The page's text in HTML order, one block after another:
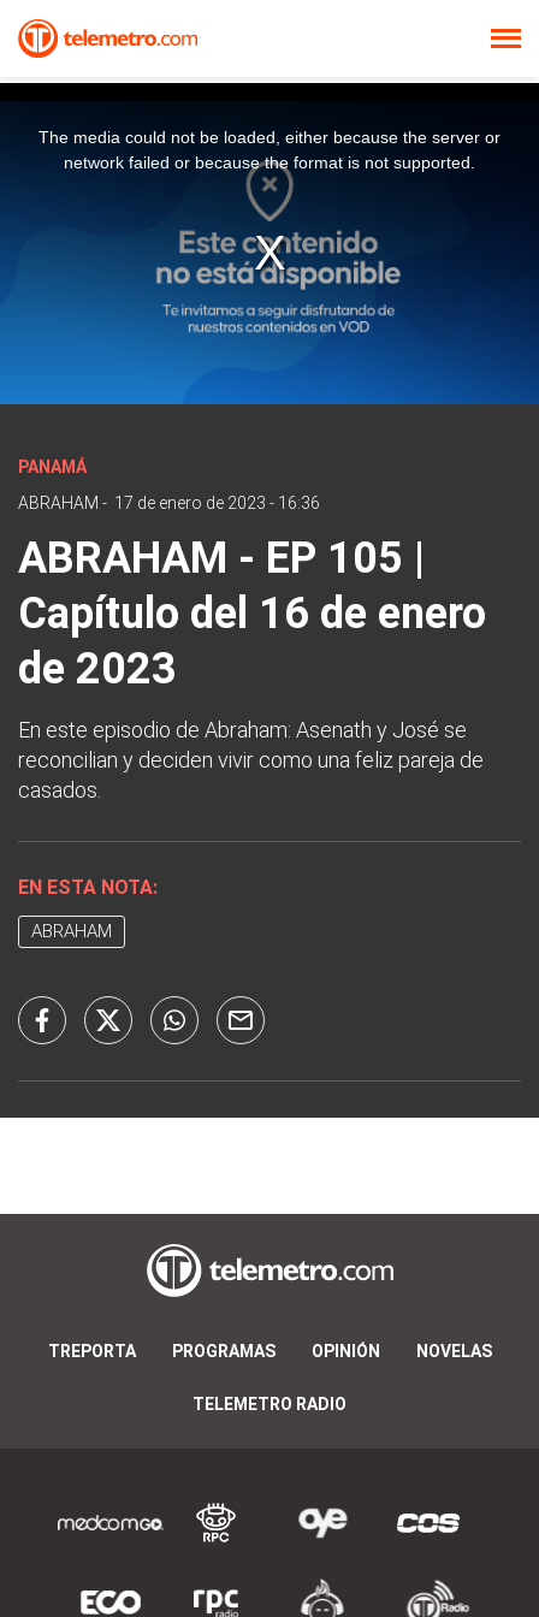
The media could not be loaded, either because the server or
network failed or because the format is not supported.
PANAMÁ
ABRAHAM - 17 de enero de 2023 - 16:36
ABRAHAM - EP 105 |
Capítulo del 16 de enero
de 2023
En este episodio de Abraham: Asenath y José se
reconcilian y deciden vivir como una feliz pareja de
casados.
EN ESTA NOTA:
ABRAHAM
TREPORTA PROGRAMAS OPINIÓN NOVELAS
TELEMETRO RADIO